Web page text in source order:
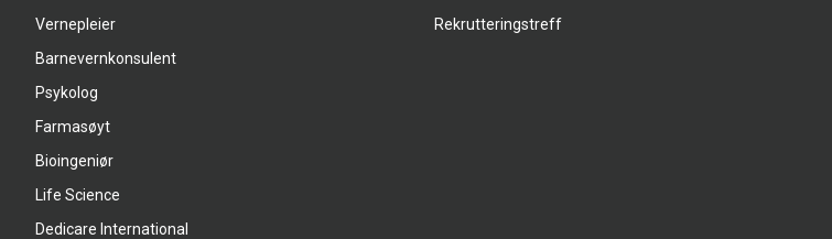
Vernepleier
Barnevernkonsulent
Psykolog
Farmasøyt
Bioingeniør
Life Science
Dedicare International
Rekrutteringstreff